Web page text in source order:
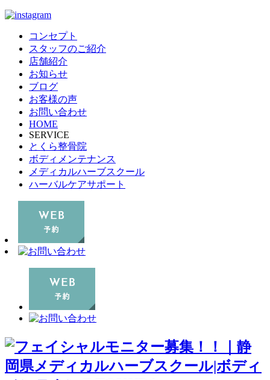
コンセプト
スタッフのご紹介
店舗紹介
お知らせ
ブログ
お客様の声
お問い合わせ
HOME
SERVICE
とくら整骨院
ボディメンテナンス
メディカルハーブスクール
ハーバルケアサポート